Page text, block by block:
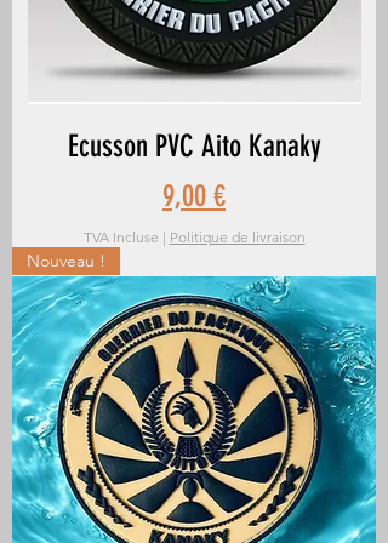
Ecusson PVC Aito Kanaky
Prix
9,00 €
TVA Incluse | Politique de livraison
Nouveau !